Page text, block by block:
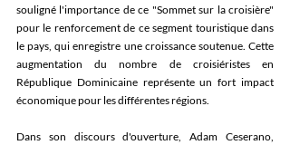
souligné l'importance de ce "Sommet sur la croisière"
pour le renforcement de ce segment touristique dans
le pays, qui enregistre une croissance soutenue. Cette
augmentation du nombre de croisiéristes en
République Dominicaine représente un fort impact
économique pour les différentes régions.
Dans son discours d'ouverture, Adam Ceserano,